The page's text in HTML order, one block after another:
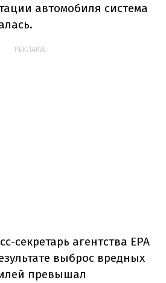
автомобиля система
РЕКЛАМА:
секретарь агентства EPA
выброс вредных
превышал